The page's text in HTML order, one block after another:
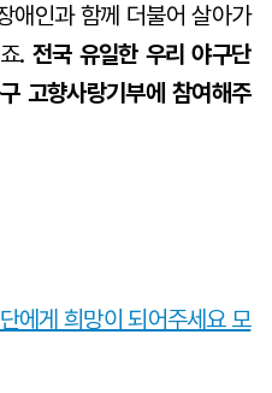
애인과 함께 더불어 살아가
. 전국 유일한 우리 야구단
고향사랑기부에 참여해주
에게 희망이 되어주세요 모